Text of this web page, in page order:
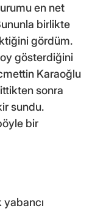
en net
birlikte
gördüm.
gösterdiğini
Karaoğlu
sonra
sundu.
bir
yabancı